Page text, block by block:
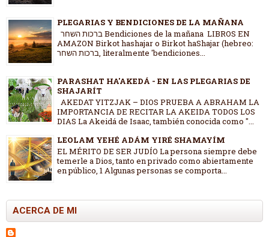
PLEGARIAS Y BENDICIONES DE LA MAÑANA
AMAZON Birkot hashajar o Birkot haShajar (hebreo:
ברכות השחר, literalmente 'bendiciones...
PARASHAT HA'AKEDÁ - EN LAS PLEGARIAS DE
SHAJARÍT
AKEDAT YITZJAK – DIOS PRUEBA A ABRAHAM LA
IMPORTANCIA DE RECITAR LA AKEIDA TODOS LOS
DIAS La Akeidá de Isaac, también conocida como "...
LEOLAM YEHÉ ADÁM YIRÉ SHAMAYÍM
EL MÉRITO DE SER JUDÍO La persona siempre debe
temerle a Dios, tanto en privado como abiertamente
en público, 1 Algunas personas se comporta...
ACERCA DE MI